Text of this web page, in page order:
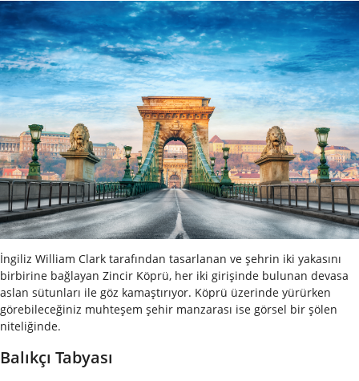
İngiliz William Clark tarafından tasarlanan ve şehrin iki yakasını
birbirine bağlayan Zincir Köprü, her iki girişinde bulunan devasa
aslan sütunları ile göz kamaştırıyor. Köprü üzerinde yürürken
görebileceğiniz muhteşem şehir manzarası ise görsel bir şölen
niteliğinde.
Balıkçı Tabyası